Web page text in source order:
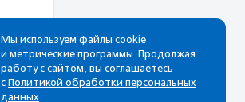
Мы используем файлы cookie
и метрические программы. Продолжая
работу с сайтом, вы соглашаетесь
с Политикой обработки персональных
данных